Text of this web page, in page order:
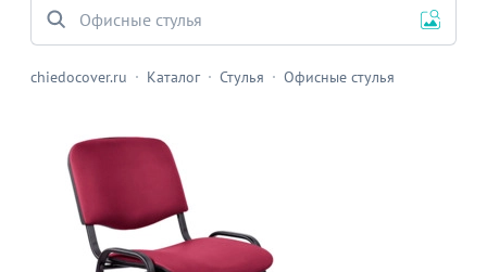
Офисные стулья
chiedocover.ru Каталог Стулья Офисные стулья